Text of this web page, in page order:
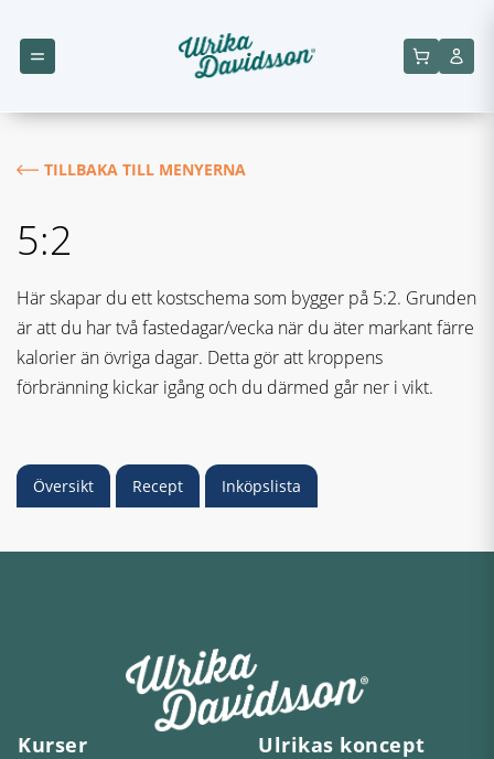
TILLBAKA TILL MENYERNA
5:2
Här skapar du ett kostschema som bygger på 5:2. Grunden
är att du har två fastedagar/vecka när du äter markant färre
kalorier än övriga dagar. Detta gör att kroppens
förbränning kickar igång och du därmed går ner i vikt.
Översikt Recept Inköpslista
Kurser Ulrikas koncept